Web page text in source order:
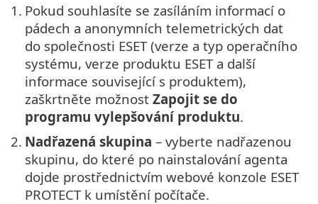
1. Pokud souhlasíte se zasíláním informací o
pádech a anonymních telemetrických dat
do společnosti ESET (verze a typ operačního
systému, verze produktu ESET a další
informace související s produktem),
zaškrtněte možnost Zapojit se do
programu vylepšování produktu.
2. Nadřazená skupina – vyberte nadřazenou
skupinu, do které po nainstalování agenta
dojde prostřednictvím webové konzole ESET
PROTECT k umístění počítače.